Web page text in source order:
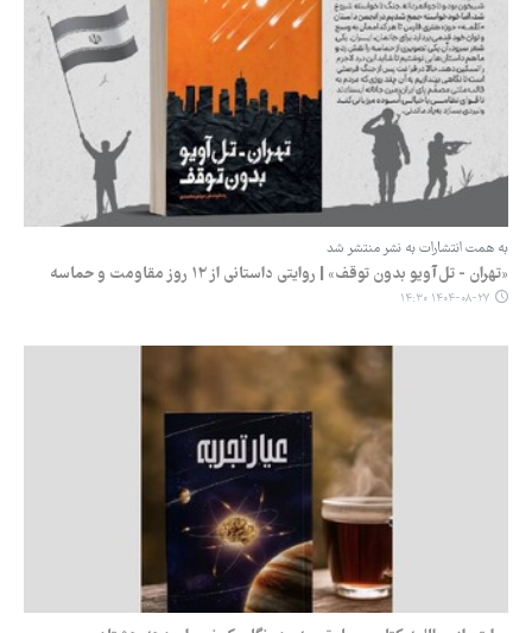
به همت انتشارات به نشر منتشر شد
«تهران - تل‌آویو بدون توقف» | روایتی داستانی از ۱۲ روز مقاومت و حماسه
۱۴۰۴-۰۸-۲۷ ۱۴:۳۰